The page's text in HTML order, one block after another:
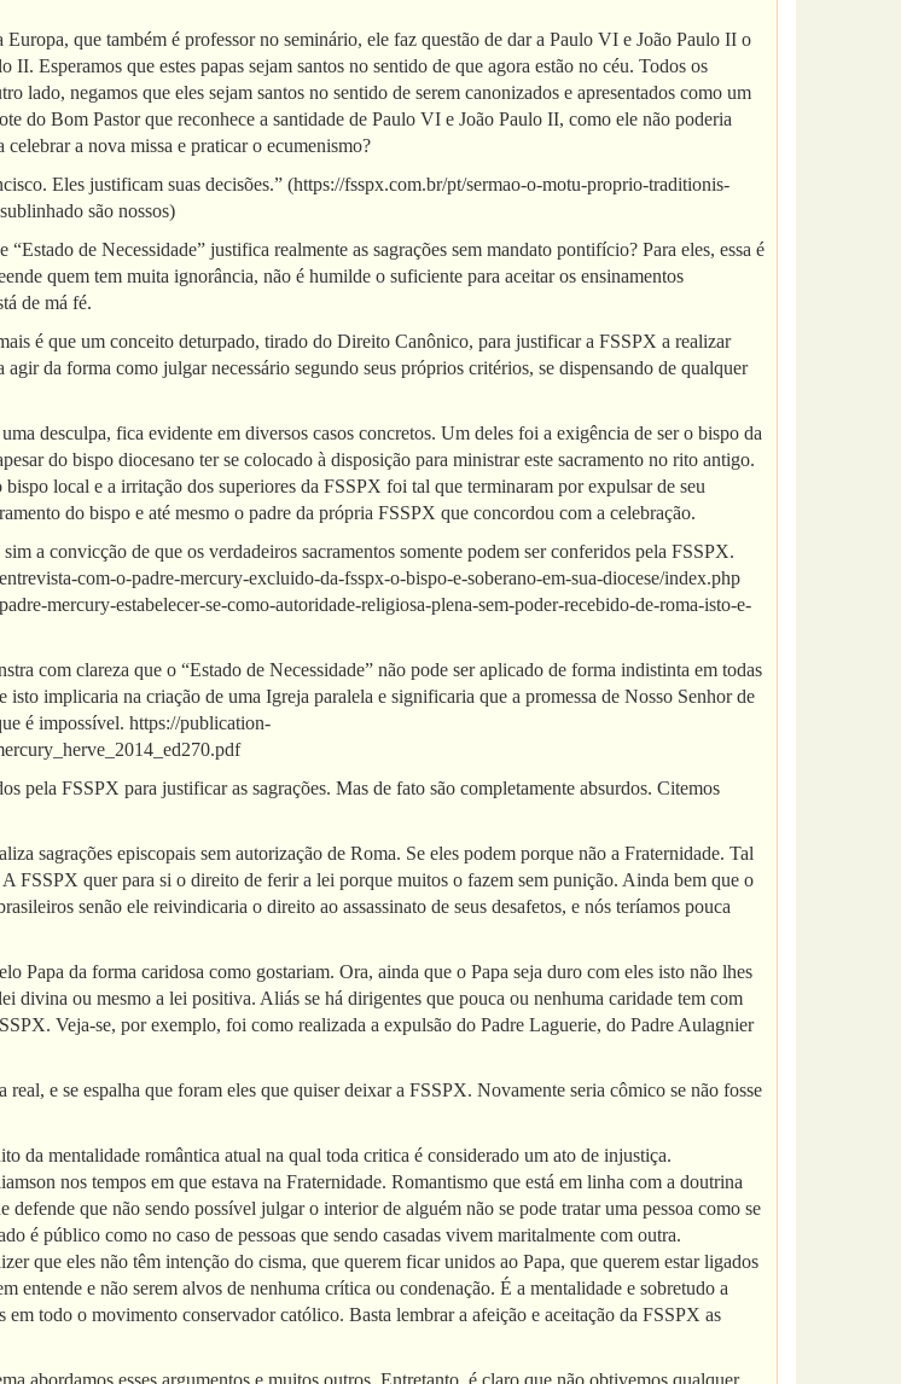
que também é professor no seminário, ele faz questão de dar a Paulo VI e João Paulo II o
Esperamos que estes papas sejam santos no sentido de que agora estão no céu. Todos os
lado, negamos que eles sejam santos no sentido de serem canonizados e apresentados como um
do Bom Pastor que reconhece a santidade de Paulo VI e João Paulo II, como ele não poderia
a nova missa e praticar o ecumenismo?
Eles justificam suas decisões.” (https://fsspx.com.br/pt/sermao-o-motu-proprio-traditionis-
são nossos)
de Necessidade” justifica realmente as sagrações sem mandato pontifício? Para eles, essa é
quem tem muita ignorância, não é humilde o suficiente para aceitar os ensinamentos
de má fé.
é que um conceito deturpado, tirado do Direito Canônico, para justificar a FSSPX a realizar
agir da forma como julgar necessário segundo seus próprios critérios, se dispensando de qualquer
desculpa, fica evidente em diversos casos concretos. Um deles foi a exigência de ser o bispo da
do bispo diocesano ter se colocado à disposição para ministrar este sacramento no rito antigo.
local e a irritação dos superiores da FSSPX foi tal que terminaram por expulsar de seu
do bispo e até mesmo o padre da própria FSSPX que concordou com a celebração.
a convicção de que os verdadeiros sacramentos somente podem ser conferidos pela FSSPX.
com-o-padre-mercury-excluido-da-fsspx-o-bispo-e-soberano-em-sua-diocese/index.php
mercury-estabelecer-se-como-autoridade-religiosa-plena-sem-poder-recebido-de-roma-isto-e-
com clareza que o “Estado de Necessidade” não pode ser aplicado de forma indistinta em todas
isto implicaria na criação de uma Igreja paralela e significaria que a promessa de Nosso Senhor de
é impossível. https://publication-
pela FSSPX para justificar as sagrações. Mas de fato são completamente absurdos. Citemos
sagrações episcopais sem autorização de Roma. Se eles podem porque não a Fraternidade. Tal
FSSPX quer para si o direito de ferir a lei porque muitos o fazem sem punição. Ainda bem que o
senão ele reivindicaria o direito ao assassinato de seus desafetos, e nós teríamos pouca
Papa da forma caridosa como gostariam. Ora, ainda que o Papa seja duro com eles isto não lhes
divina ou mesmo a lei positiva. Aliás se há dirigentes que pouca ou nenhuma caridade tem com
Veja-se, por exemplo, foi como realizada a expulsão do Padre Laguerie, do Padre Aulagnier
real, e se espalha que foram eles que quiser deixar a FSSPX. Novamente seria cômico se não fosse
da mentalidade romântica atual na qual toda critica é considerado um ato de injustiça.
nos tempos em que estava na Fraternidade. Romantismo que está em linha com a doutrina
defende que não sendo possível julgar o interior de alguém não se pode tratar uma pessoa como se
é público como no caso de pessoas que sendo casadas vivem maritalmente com outra.
que eles não têm intenção do cisma, que querem ficar unidos ao Papa, que querem estar ligados
entende e não serem alvos de nenhuma crítica ou condenação. É a mentalidade e sobretudo a
todo o movimento conservador católico. Basta lembrar a afeição e aceitação da FSSPX as
abordamos esses argumentos e muitos outros. Entretanto, é claro que não obtivemos qualquer